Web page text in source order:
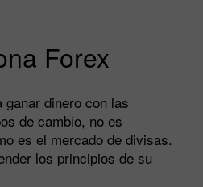
Forex
dinero con las
de cambio, no es
es el mercado de divisas.
los principios de su